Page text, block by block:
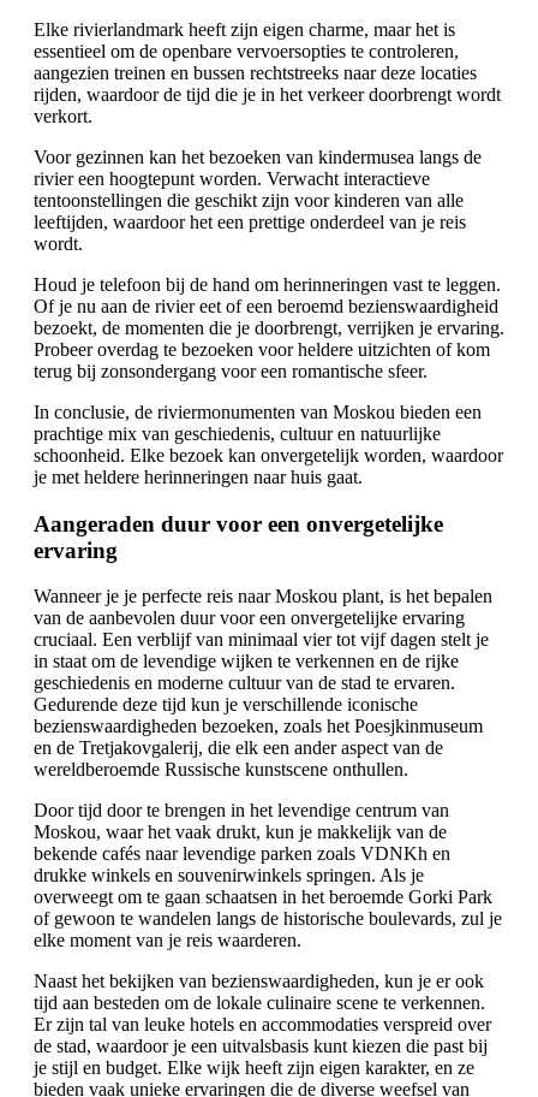
Elke rivierlandmark heeft zijn eigen charme, maar het is
essentieel om de openbare vervoersopties te controleren,
aangezien treinen en bussen rechtstreeks naar deze locaties
rijden, waardoor de tijd die je in het verkeer doorbrengt wordt
verkort.
Voor gezinnen kan het bezoeken van kindermusea langs de
rivier een hoogtepunt worden. Verwacht interactieve
tentoonstellingen die geschikt zijn voor kinderen van alle
leeftijden, waardoor het een prettige onderdeel van je reis
wordt.
Houd je telefoon bij de hand om herinneringen vast te leggen.
Of je nu aan de rivier eet of een beroemd bezienswaardigheid
bezoekt, de momenten die je doorbrengt, verrijken je ervaring.
Probeer overdag te bezoeken voor heldere uitzichten of kom
terug bij zonsondergang voor een romantische sfeer.
In conclusie, de riviermonumenten van Moskou bieden een
prachtige mix van geschiedenis, cultuur en natuurlijke
schoonheid. Elke bezoek kan onvergetelijk worden, waardoor
je met heldere herinneringen naar huis gaat.
Aangeraden duur voor een onvergetelijke
ervaring
Wanneer je je perfecte reis naar Moskou plant, is het bepalen
van de aanbevolen duur voor een onvergetelijke ervaring
cruciaal. Een verblijf van minimaal vier tot vijf dagen stelt je
in staat om de levendige wijken te verkennen en de rijke
geschiedenis en moderne cultuur van de stad te ervaren.
Gedurende deze tijd kun je verschillende iconische
bezienswaardigheden bezoeken, zoals het Poesjkinmuseum
en de Tretjakovgalerij, die elk een ander aspect van de
wereldberoemde Russische kunstscene onthullen.
Door tijd door te brengen in het levendige centrum van
Moskou, waar het vaak drukt, kun je makkelijk van de
bekende cafés naar levendige parken zoals VDNKh en
drukke winkels en souvenirwinkels springen. Als je
overweegt om te gaan schaatsen in het beroemde Gorki Park
of gewoon te wandelen langs de historische boulevards, zul je
elke moment van je reis waarderen.
Naast het bekijken van bezienswaardigheden, kun je er ook
tijd aan besteden om de lokale culinaire scene te verkennen.
Er zijn tal van leuke hotels en accommodaties verspreid over
de stad, waardoor je een uitvalsbasis kunt kiezen die past bij
je stijl en budget. Elke wijk heeft zijn eigen karakter, en ze
bieden vaak unieke ervaringen die de diverse weefsel van